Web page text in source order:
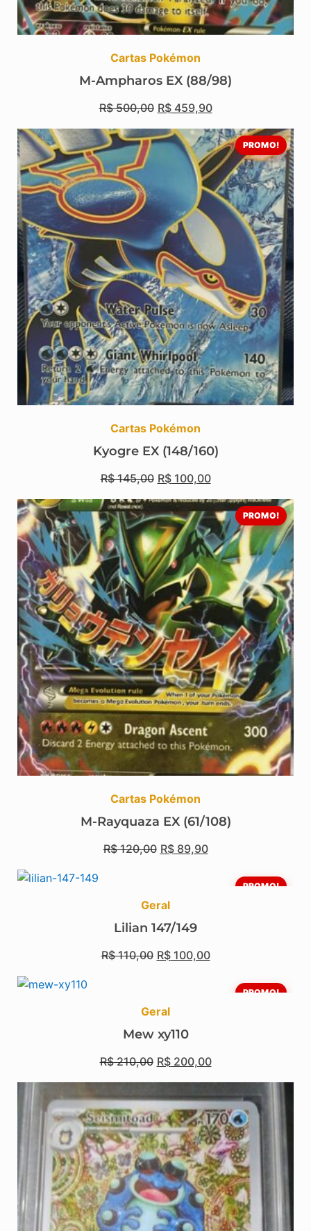
Cartas Pokémon
M-Ampharos EX (88/98)
R$500,00 R$459,90
PROMO!
Cartas Pokémon
Kyogre EX (148/160)
R$145,00 R$100,00
PROMO!
Cartas Pokémon
M-Rayquaza EX (61/108)
R$120,00 R$89,90
PROMO!
Geral
Lilian 147/149
R$110,00 R$100,00
PROMO!
Geral
Mew xy110
R$210,00 R$200,00